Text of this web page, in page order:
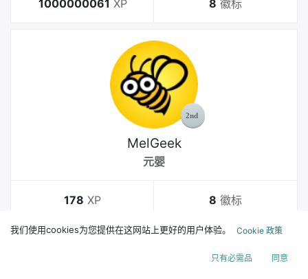
1000000061 XP 8 徽标
MelGeek
元婴
178 XP 8 徽标
我们使用cookies为您提供在这网站上更好的用户体验。 Cookie 政策
只有必需品 同意